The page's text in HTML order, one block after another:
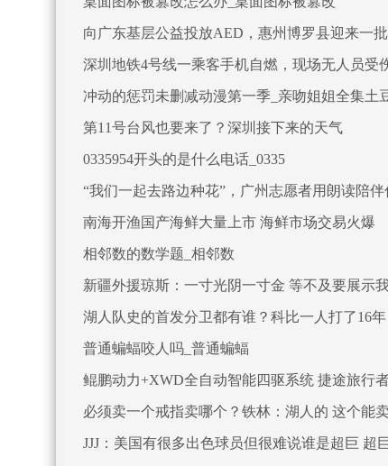
向广东基层公益投放AED，惠州博罗县迎来一
深圳地铁4号线一乘客手机自燃，现场无人员受
冲动的惩罚未删减动漫第一季_亲吻姐姐全集土
第11号台风也要来了？深圳接下来的天气
0335954开头的是什么电话_0335
“我们一起去路边种花”，广州志愿者用朗读陪
南海开渔国产海鲜大量上市 海鲜市场交易火爆
相邻数的数学题_相邻数
新疆外援琼斯：一寸光阴一寸金 等不及要展示
湖人队史的首发分卫都有谁？科比一人打了16
普通蝙蝠咬人吗_普通蝙蝠
鲲鹏动力+XWD全自动智能四驱系统 捷途旅行
必须卖一个戒指卖哪个？铁林：湖人的 这个能
JJJ：美国有很多出色球员但很难说谁是超巨 超